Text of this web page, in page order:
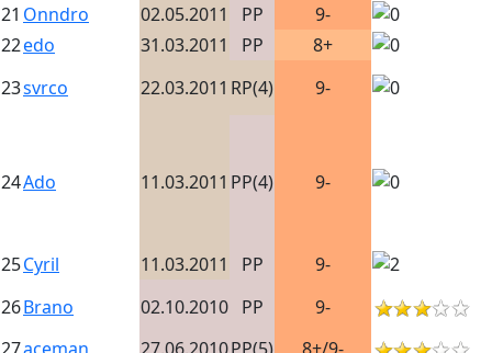
21 Onndro 02.05.2011 PP
9-
22edo 31.03.2011 PP
8+
23svrco 22.03.2011 RP(4) 9-
24Ado 11.03.2011 PP(4) 9-
25Cyril 11.03.2011 PP
9-
26Brano 02.10.2010 PP
9-